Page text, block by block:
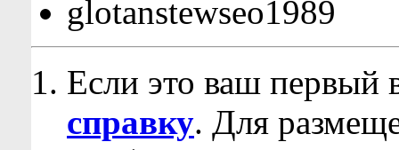
glotanstewseo1989
Если это ваш первый
справку. Для